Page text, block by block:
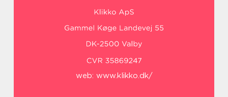
web: www.klikko.dk/